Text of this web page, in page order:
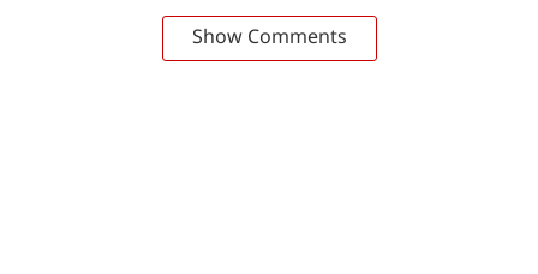
Show Comments